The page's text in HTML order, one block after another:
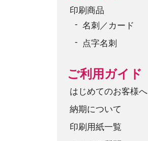
印刷商品
名刺／カード
点字名刺
ご利用ガイド
はじめてのお客様へ
納期について
印刷用紙一覧